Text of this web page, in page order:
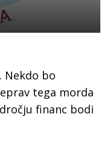
Nekdo bo
tega morda
financ bodi